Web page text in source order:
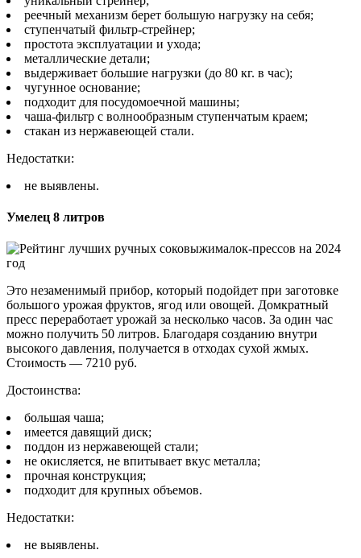
реечный механизм берет большую нагрузку на себя;
ступенчатый фильтр-стрейнер;
простота эксплуатации и ухода;
металлические детали;
выдерживает большие нагрузки (до 80 кг. в час);
чугунное основание;
подходит для посудомоечной машины;
чаша-фильтр с волнообразным ступенчатым краем;
стакан из нержавеющей стали.
Недостатки:
не выявлены.
Умелец 8 литров
Это незаменимый прибор, который подойдет при заготовке
большого урожая фруктов, ягод или овощей. Домкратный
пресс переработает урожай за несколько часов. За один час
можно получить 50 литров. Благодаря созданию внутри
высокого давления, получается в отходах сухой жмых.
Стоимость — 7210 руб.
Достоинства:
большая чаша;
имеется давящий диск;
поддон из нержавеющей стали;
не окисляется, не впитывает вкус металла;
прочная конструкция;
подходит для крупных объемов.
Недостатки:
не выявлены.